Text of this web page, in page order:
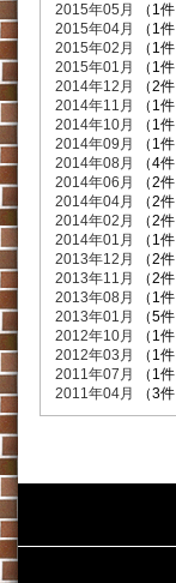
2015年05月
（1件
2015年04月
（1件
2015年02月
（1件
2015年01月
（1件
2014年12月
（2件
2014年11月
（1件
2014年10月
（1件
2014年09月
（1件
2014年08月
（4件
2014年06月
（2件
2014年04月
（2件
2014年02月
（2件
2014年01月
（1件
2013年12月
（2件
2013年11月
（2件
2013年08月
（1件
2013年01月
（5件
2012年10月
（1件
2012年03月
（1件
2011年07月
（1件
2011年04月
（3件